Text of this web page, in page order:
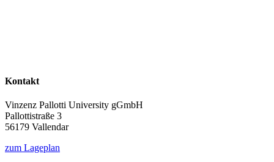
Kontakt
Vinzenz Pallotti University gGmbH
Pallottistraße 3
56179 Vallendar
zum Lageplan